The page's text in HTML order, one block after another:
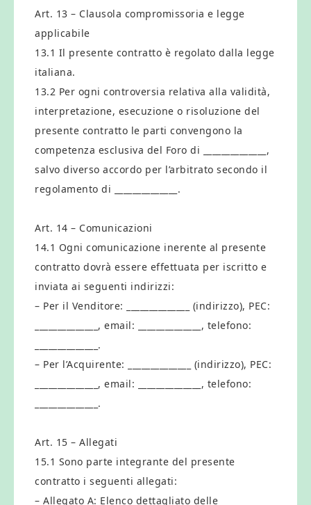
Art. 13 – Clausola compromissoria e legge
applicabile
13.1 Il presente contratto è regolato dalla legge
italiana.
13.2 Per ogni controversia relativa alla validità,
interpretazione, esecuzione o risoluzione del
presente contratto le parti convengono la
competenza esclusiva del Foro di ______________,
salvo diverso accordo per l’arbitrato secondo il
regolamento di ______________.
Art. 14 – Comunicazioni
14.1 Ogni comunicazione inerente al presente
contratto dovrà essere effettuata per iscritto e
inviata ai seguenti indirizzi:
– Per il Venditore: ______________ (indirizzo), PEC:
______________, email: ______________, telefono:
______________.
– Per l’Acquirente: ______________ (indirizzo), PEC:
______________, email: ______________, telefono:
______________.
Art. 15 – Allegati
15.1 Sono parte integrante del presente
contratto i seguenti allegati:
– Allegato A: Elenco dettagliato delle